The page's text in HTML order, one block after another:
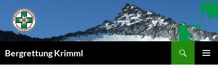
Inhalt
springen
Bergrettung Krimml